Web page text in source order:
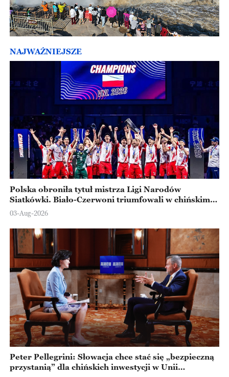
NAJWAŻNIEJSZE
Polska obroniła tytuł mistrza Ligi Narodów
Siatkówki. Biało-Czerwoni triumfowali w chińskim
Ningbo
03-Aug-2026
Peter Pellegrini: Słowacja chce stać się „bezpieczną
przystanią” dla chińskich inwestycji w Unii